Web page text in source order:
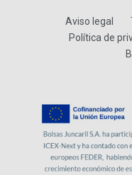
Aviso legal
Política de